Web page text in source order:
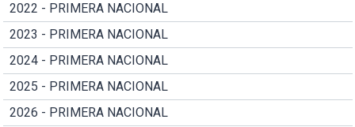
2022 - PRIMERA NACIONAL
2023 - PRIMERA NACIONAL
2024 - PRIMERA NACIONAL
2025 - PRIMERA NACIONAL
2026 - PRIMERA NACIONAL